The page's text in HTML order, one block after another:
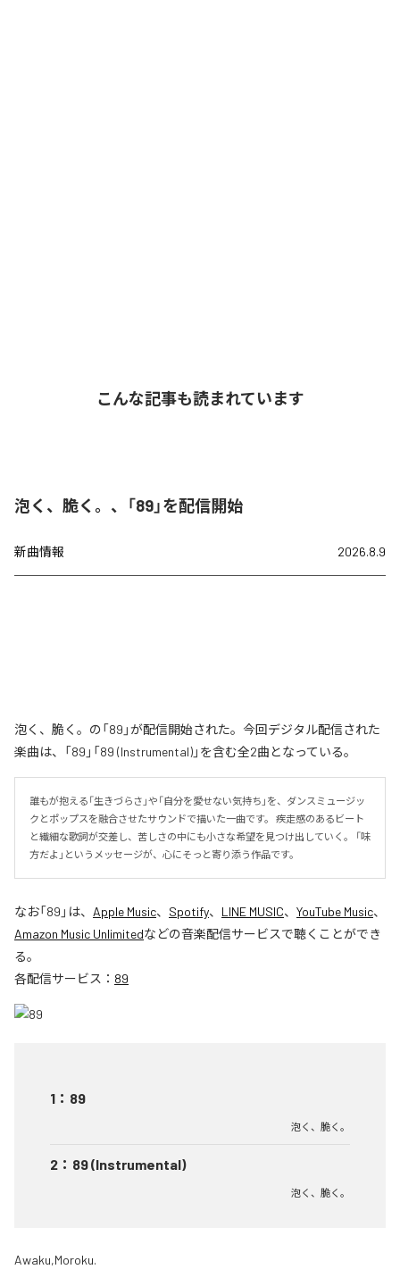
こんな記事も読まれています
泡く、脆く。、「89」を配信開始
新曲情報 2026.8.9
泡く、脆く。の「89」が配信開始された。今回デジタル配信された
楽曲は、「89」「89 (Instrumental)」を含む全2曲となっている。
誰もが抱える「生きづらさ」や「自分を愛せない気持ち」を、ダンスミュージッ
クとポップスを融合させたサウンドで描いた一曲です。 疾走感のあるビート
と繊細な歌詞が交差し、苦しさの中にも小さな希望を見つけ出していく。 「味
方だよ」というメッセージが、心にそっと寄り添う作品です。
なお「89 」は、 Apple Music、 Spotify、 LINE MUSIC、 YouTube Music、
Amazon Music Unlimitedなどの音楽配信サービスで聴くことができ
る。
各配信サービス： 89
1 ： 89
泡く、脆く。
2 ： 89 (Instrumental)
泡く、脆く。
Awaku,Moroku.